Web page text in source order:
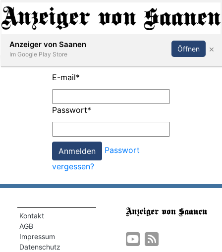
Abonnieren Anmelden
E-mail*
Passwort*
Passwort
vergessen?
Kontakt
AGB
Impressum
Datenschutz
Anzeiger von Saanen
Im Google Play Store
Öffnen ×